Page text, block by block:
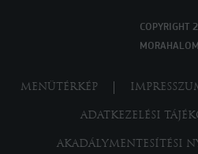
COPYRIGHT
MENÜTÉRKÉP
ADATKEZELÉSI
AKADÁLYMENTESÍTÉSI